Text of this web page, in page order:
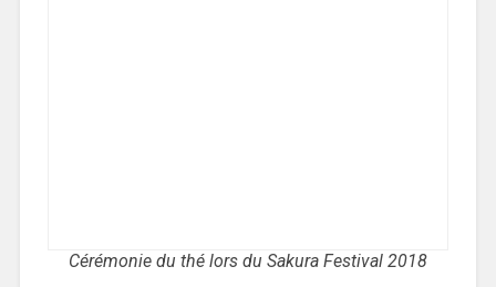
Cérémonie du thé lors du Sakura Festival 2018